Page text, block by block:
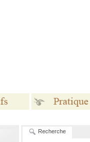
RecherchePratique